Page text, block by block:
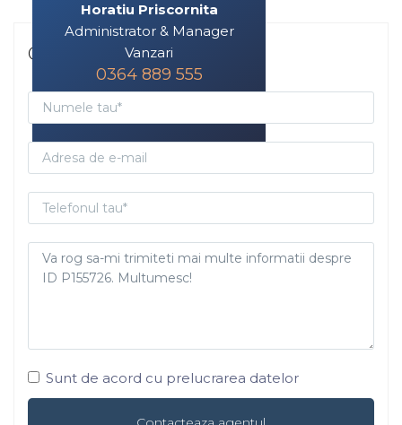
Horatiu Priscornita
Administrator & Manager
Vanzari
0364 889 555
horatiu@phtimob.ro
Contacteaza-ma
Sunt de acord cu prelucrarea datelor